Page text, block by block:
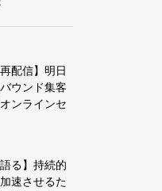
配信】明日
ウンド集客
ンラインセ
る】持続的
速させるた